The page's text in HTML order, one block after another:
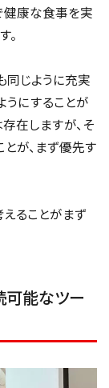
健康な食事を実
。
同じように充実
うにすることが
在しますが、そ
が、まず優先す
ることがまず
可能なツー